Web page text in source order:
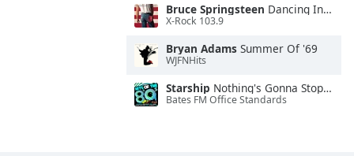
Bruce Springsteen Dancing In the Dark
X-Rock 103.9
Bryan Adams Summer Of '69
WJFNHits
Starship Nothing's Gonna Stop Us Now
Bates FM Office Standards